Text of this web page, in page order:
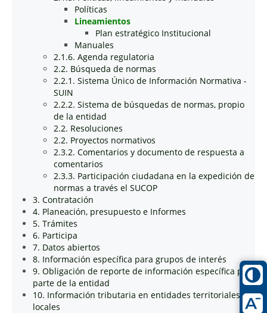
Políticas
Lineamientos
Plan estratégico Institucional
Manuales
2.1.6. Agenda regulatoria
2.2. Búsqueda de normas
2.2.1. Sistema Único de Información Normativa -
SUIN
2.2.2. Sistema de búsquedas de normas, propio
de la entidad
2.2. Resoluciones
2.2. Proyectos normativos
2.3.2. Comentarios y documento de respuesta a
comentarios
2.3.3. Participación ciudadana en la expedición de
normas a través el SUCOP
3. Contratación
4. Planeación, presupuesto e Informes
5. Trámites
6. Participa
7. Datos abiertos
8. Información específica para grupos de interés
9. Obligación de reporte de información específica por
parte de la entidad
10. Información tributaria en entidades territoriales
locales